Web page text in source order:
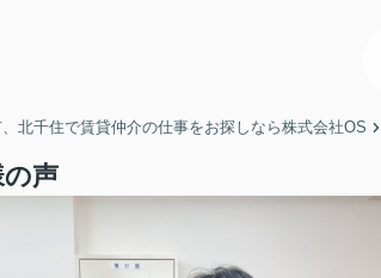
北千住で賃貸仲介の仕事をお探しなら株式会社OS
声